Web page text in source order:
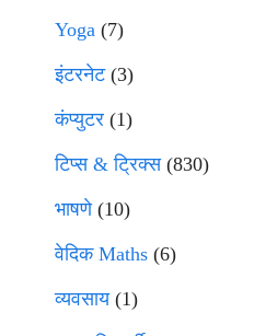
Yoga (7)
इंटरनेट(3)
कंप्युटर (1)
टिप्स & ट्रिक्स(830)
भाषणे(10)
वेदिक Maths (6)
व्यवसाय(1)